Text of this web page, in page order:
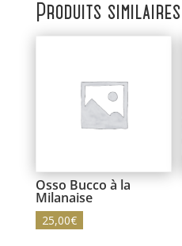
Produits similaires
Osso Bucco à la
Milanaise
25,00€